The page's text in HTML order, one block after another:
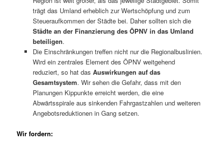
trägt das Umland erheblich zur Wertschöpfung und zum
Steueraufkommen der Städte bei. Daher sollten sich die
Städte an der Finanzierung des ÖPNV in das Umland
beteiligen.
Die Einschränkungen treffen nicht nur die Regionalbuslinien.
Wird ein zentrales Element des ÖPNV weitgehend
reduziert, so hat das Auswirkungen auf das
Gesamtsystem. Wir sehen die Gefahr, dass mit den
Planungen Kippunkte erreicht werden, die eine
Abwärtsspirale aus sinkenden Fahrgastzahlen und weiteren
Angebotsreduktionen in Gang setzen.
Wir fordern: